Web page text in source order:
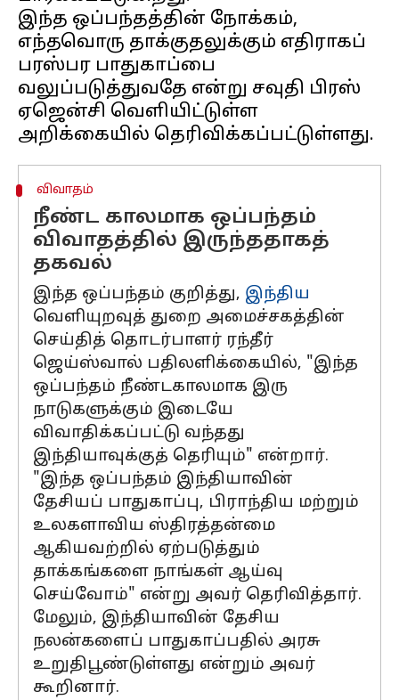
இந்த ஒப்பந்தத்தின் நோக்கம்,
எந்தவொரு தாக்குதலுக்கும் எதிராகப்
பரஸ்பர பாதுகாப்பை
வலுப்படுத்துவதே என்று சவுதி பிரஸ்
ஏஜென்சி வெளியிட்டுள்ள
விவாதம்
நீண்ட காலமாக ஒப்பந்தம்
விவாதத்தில் இருந்ததாகத்
தகவல்
இந்த ஒப்பந்தம் குறித்து, இந்திய
வெளியுறவுத் துறை அமைச்சகத்தின்
செய்தித் தொடர்பாளர் ரந்தீர்
ஜெய்ஸ்வால் பதிலளிக்கையில், "இந்த
ஒப்பந்தம் நீண்டகாலமாக இரு
நாடுகளுக்கும் இடையே
விவாதிக்கப்பட்டு வந்தது
இந்தியாவுக்குத் தெரியும்" என்றார்.
"இந்த ஒப்பந்தம் இந்தியாவின்
தேசியப் பாதுகாப்பு, பிராந்திய மற்றும்
உலகளாவிய ஸ்திரத்தன்மை
ஆகியவற்றில் ஏற்படுத்தும்
தாக்கங்களை நாங்கள் ஆய்வு
செய்வோம்" என்று அவர் தெரிவித்தார்.
மேலும், இந்தியாவின் தேசிய
நலன்களைப் பாதுகாப்பதில் அரசு
உறுதிபூண்டுள்ளது என்றும் அவர்
கூறினார்.